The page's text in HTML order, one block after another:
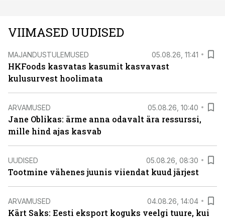
VIIMASED UUDISED
MAJANDUSTULEMUSED 05.08.26, 11:41
HKFoods kasvatas kasumit kasvavast
kulusurvest hoolimata
ARVAMUSED 05.08.26, 10:40
Jane Oblikas: ärme anna odavalt ära ressurssi,
mille hind ajas kasvab
UUDISED 05.08.26, 08:30
Tootmine vähenes juunis viiendat kuud järjest
ARVAMUSED 04.08.26, 14:04
Kärt Saks: Eesti eksport koguks veelgi tuure, kui